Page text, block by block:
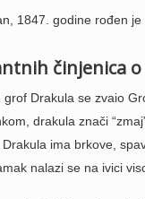
1847. godine rođen
činjenica
Drakula se zvaio
drakula znači
ima brkove,
nalazi se na ivici